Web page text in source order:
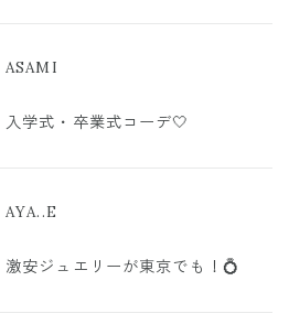
ASAMI
入学式・卒業式コーデ🤍
AYA..E
激安ジュエリーが東京でも！💍